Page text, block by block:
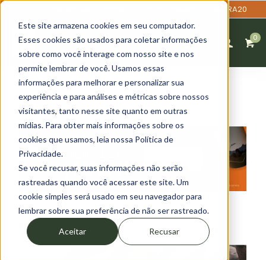
Este site armazena cookies em seu computador.
Esses cookies são usados para coletar informações
sobre como você interage com nosso site e nos
permite lembrar de você. Usamos essas
informações para melhorar e personalizar sua
experiência e para análises e métricas sobre nossos
visitantes, tanto nesse site quanto em outras
mídias. Para obter mais informações sobre os
cookies que usamos, leia nossa Política de
Privacidade.
Se você recusar, suas informações não serão
rastreadas quando você acessar este site. Um
cookie simples será usado em seu navegador para
lembrar sobre sua preferência de não ser rastreado.
Aceitar Recusar
20% OFF na primeira compra - cupom: PRIMEIRACOMPRA20
0